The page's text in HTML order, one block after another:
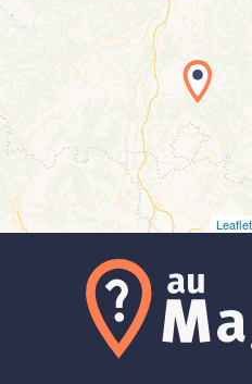
Chargement
Leaflet